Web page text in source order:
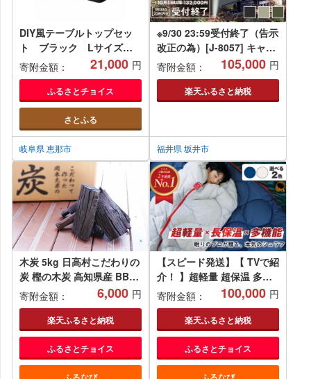
DIY風テーブルトップセッ
ト ブラック Lサイズ
【1316618】
寄附金額： 21,000 円
ふるさとチョイス
さとふる
岐阜県 恵那市
※9/30 23:59受付終了（告示
改正の為）[J-8057] キャン
プ アウトドア DVERG ×
ICELANDクーラーボックス
45QT 1個
寄附金額： 105,000 円
楽天ふるさと納税
福井県 坂井市
木炭 5kg 日高村こだわりの
炭 樫の木炭 高知県産 BBQ
炭 アウトドア
寄附金額： 6,000 円
楽天ふるさと納税
ふるさとチョイス
【スピード発送】【 TVで紹
介！ 】超軽量 超保温 多機
能 洗える 寝袋 レリーバー
シュラフ 〈 全2色 〉インデ
ィゴ ネイビー パール グレ
ー 広島県福山市/イシケン株
式会社 アウトドア キャンプ
キャンプ用品 多機能 収納ポ
寄附金額： 100,000 円
楽天ふるさと納税
ふるさとチョイス